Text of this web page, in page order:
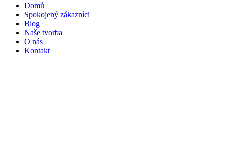
Domů
Spokojený zákazníci
Blog
Naše tvorba
O nás
Kontakt